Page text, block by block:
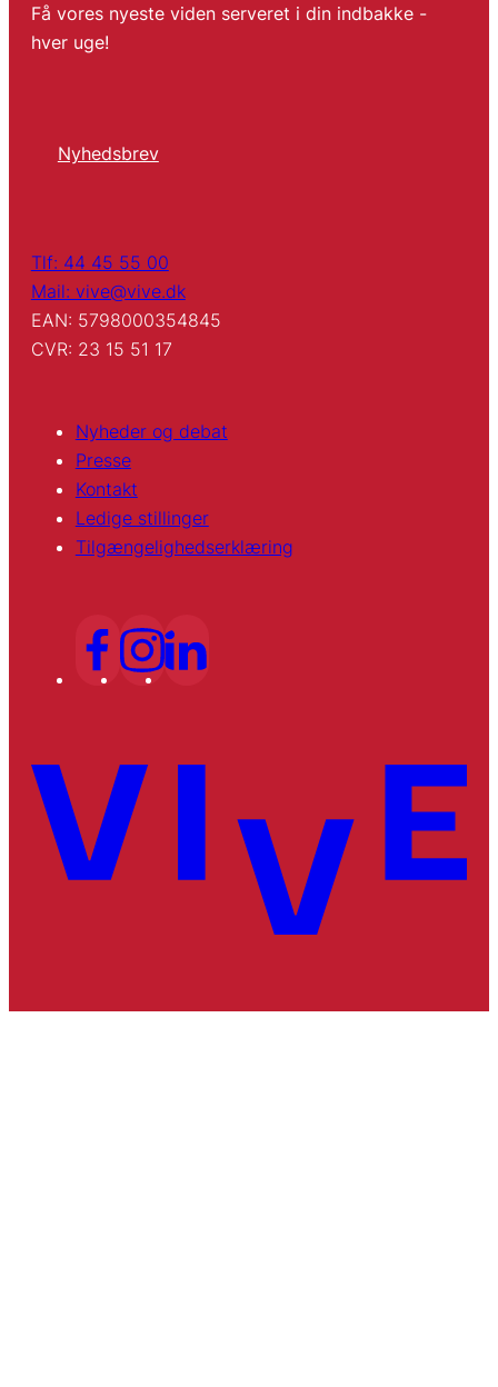
Få vores nyeste viden serveret i din indbakke -
hver uge!
Nyhedsbrev
Tlf: 44 45 55 00
Mail: vive@vive.dk
EAN: 5798000354845
CVR: 23 15 51 17
Nyheder og debat
Presse
Kontakt
Ledige stillinger
Tilgængelighedserklæring